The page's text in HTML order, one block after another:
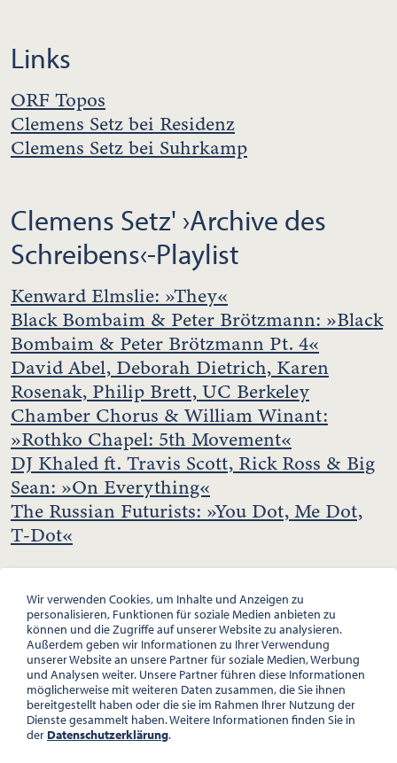
Links
ORF Topos
Clemens Setz bei Residenz
Clemens Setz bei Suhrkamp
Clemens Setz' ›Archive des
Schreibens‹-Playlist
Kenward Elmslie: »They«
Black Bombaim & Peter Brötzmann: »Black
Bombaim & Peter Brötzmann Pt. 4«
David Abel, Deborah Dietrich, Karen
Rosenak, Philip Brett, UC Berkeley
Chamber Chorus & William Winant:
»Rothko Chapel: 5th Movement«
DJ Khaled ft. Travis Scott, Rick Ross & Big
Sean: »On Everything«
The Russian Futurists: »You Dot, Me Dot,
T-Dot«
ÖSTERREICHISCHE GESELLSCHAFT FÜR LITERATUR
PALAIS WILCZEK, HERRENGASSE 5, STIEGE 1, 2. STOCK, 1010 WIEN
Wir verwenden Cookies, um Inhalte und Anzeigen zu
personalisieren, Funktionen für soziale Medien anbieten zu
können und die Zugriffe auf unserer Website zu analysieren.
Außerdem geben wir Informationen zu Ihrer Verwendung
unserer Website an unsere Partner für soziale Medien, Werbung
und Analysen weiter. Unsere Partner führen diese Informationen
möglicherweise mit weiteren Daten zusammen, die Sie ihnen
bereitgestellt haben oder die sie im Rahmen Ihrer Nutzung der
Dienste gesammelt haben. Weitere Informationen finden Sie in
der Datenschutzerklärung.